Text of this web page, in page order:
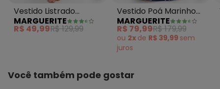
Vestido Listrado
Colorido em Malha de
Viscose
MARGUERITE
R$ 49,99R$ 129,99
Vestido Poá Marinho
em Malha Fria
MARGUERITE
R$ 79,99R$ 179,99
ou 2x de R$ 39,99 sem
juros
Você também pode gostar